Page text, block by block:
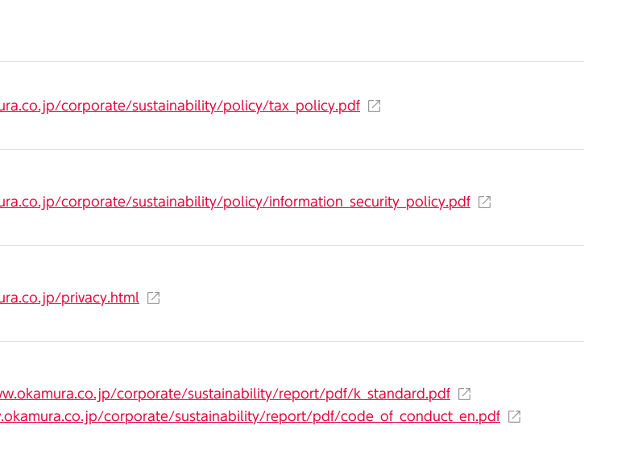
corporate/sustainability/policy/tax_policy.pdf
corporate/sustainability/policy/information_security_policy.pdf
privacy.html
corporate/sustainability/report/pdf/k_standard.pdf
corporate/sustainability/report/pdf/code_of_conduct_en.pdf